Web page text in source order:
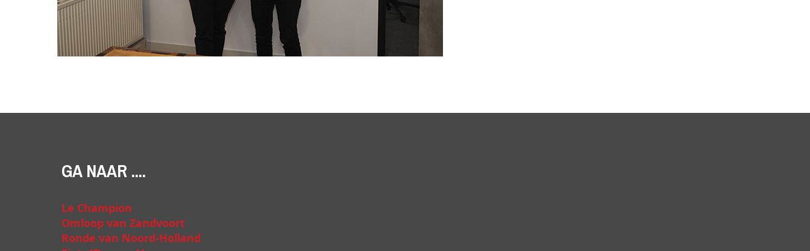
GA NAAR ....
Le Champion
Omloop van Zandvoort
Ronde van Noord-Holland